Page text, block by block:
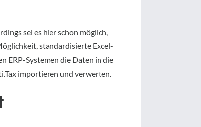
sei es hier schon möglich,
standardisierte Excel-
ERP-Systemen die Daten in die
importieren und verwerten.